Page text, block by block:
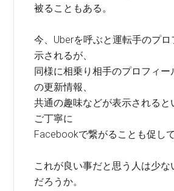
被ることもある。
今、Uberを呼ぶと運転手のプ
示されるが、
同様に相乗り相手のプロフィー
の更新情報、
共通の趣味などが表示されると
ご丁寧に
Facebookで繋がることも促して
これが良い事だと思う人は少な
だろうか。